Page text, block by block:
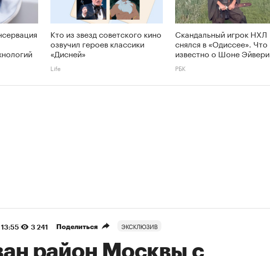
Кто из звезд советского кино
озвучил героев классики
«Дисней»
Life
Скандальный игрок НХЛ
снялся в «Одиссее». Что
известно о Шоне Эйвери
РБК
13:55 3 241 Поделиться ЭКСКЛЮЗИВ
район Москвы с